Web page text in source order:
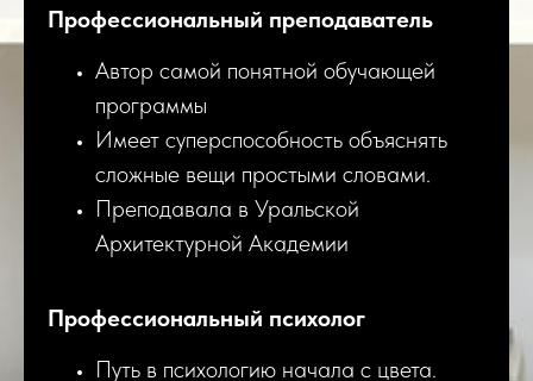
Профессиональный преподаватель
Автор самой понятной обучающей
программы
Имеет суперспособность объяснять
сложные вещи простыми словами.
Преподавала в Уральской
Архитектурной Академии
Профессиональный психолог
Путь в психологию начала с цвета.